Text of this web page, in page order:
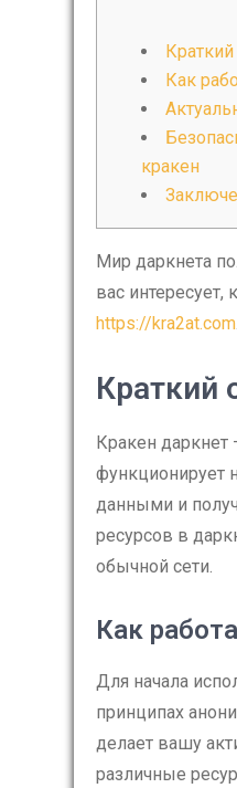
Как
кракен
Мир даркнета
вас интересует,
https://kra2at.com.
Краткий
Кракен даркнет
функционирует
данными и
ресурсов в
обычной сети.
Как
Для начала
принципах
делает вашу
различные